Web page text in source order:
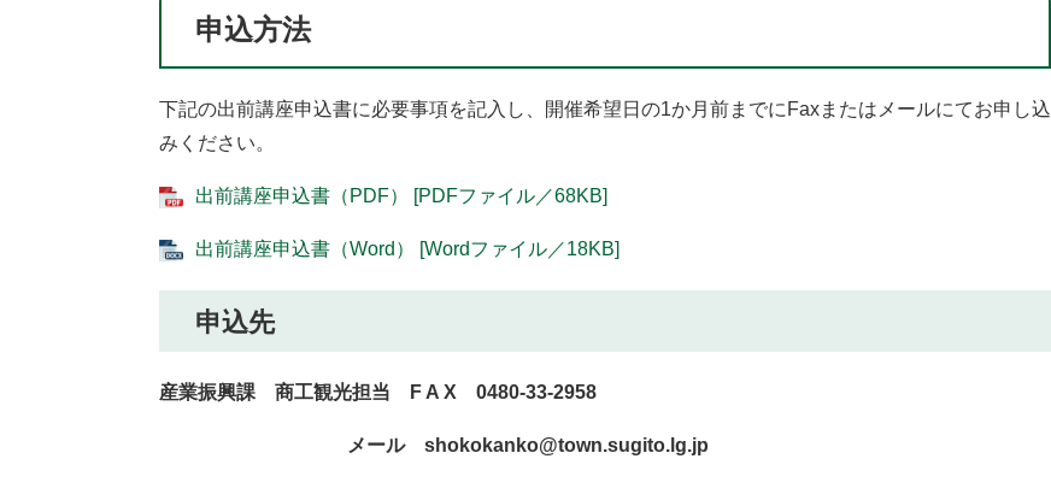
申込方法
下記の出前講座申込書に必要事項を記入し、開催希望日の1か月前までにFaxまたはメールにてお申し込
みください。
出前講座申込書（PDF） [PDFファイル／68KB]
出前講座申込書（Word） [Wordファイル／18KB]
申込先
産業振興課 商工観光担当 F A X 0480-33-2958
メール shokokanko@town.sugito.lg.jp